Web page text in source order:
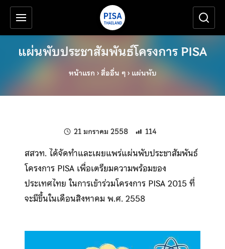
ข้ามไปยังเนื้อหาหลัก
เครื่องมือช่วยเหลือ
แผ่นพับประชาสัมพันธ์โครงการ PISA
หน้าแรก ›สื่ออื่น ๆ› แผ่นพับ
21 มกราคม 2558 แก้ไขล่าสุดเมื่อ:
114
สสวท. ได้จัดทำและเผยแพร่แผ่นพับประชาสัมพันธ์
โครงการ PISA เพื่อเตรียมความพร้อมของ
ประเทศไทย ในการเข้าร่วมโครงการ PISA 2015 ที่
จะมีขึ้นในเดือนสิงหาคม พ.ศ. 2558